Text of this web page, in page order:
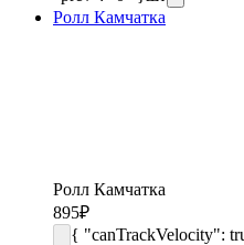
Ролл Камчатка
Ролл Камчатка
895₽
{ "canTrackVelocity":